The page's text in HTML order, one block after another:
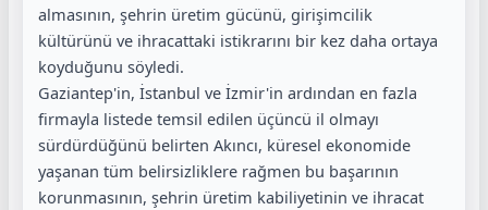
almasının, şehrin üretim gücünü, girişimcilik
kültürünü ve ihracattaki istikrarını bir kez daha ortaya
koyduğunu söyledi.
Gaziantep'in, İstanbul ve İzmir'in ardından en fazla
firmayla listede temsil edilen üçüncü il olmayı
sürdürdüğünü belirten Akıncı, küresel ekonomide
yaşanan tüm belirsizliklere rağmen bu başarının
korunmasının, şehrin üretim kabiliyetinin ve ihracat